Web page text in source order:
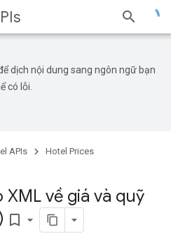
dịch nội dung sang ngôn ngữ bạn
có lỗi.
APIs
Hotel Prices
XML về giá và quỹ
bookmark_border